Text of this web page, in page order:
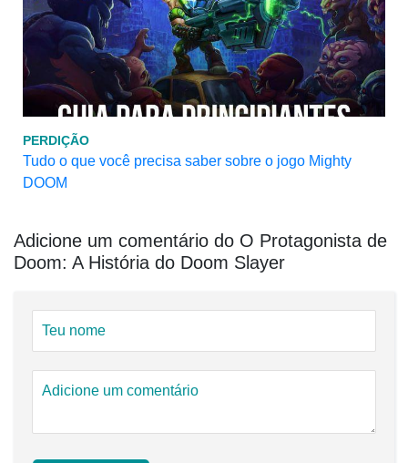
PERDIÇÃO
Tudo o que você precisa saber sobre o jogo Mighty
DOOM
Adicione um comentário do O Protagonista de
Doom: A História do Doom Slayer